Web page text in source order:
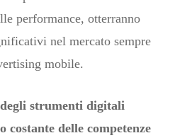
performance, otterranno
nel mercato sempre
mobile.
strumenti digitali
costante delle competenze